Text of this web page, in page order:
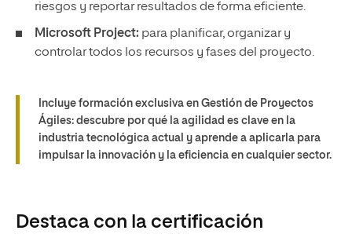
riesgos y reportar resultados de forma eficiente.
Microsoft Project: para planificar, organizar y
controlar todos los recursos y fases del proyecto.
Incluye formación exclusiva en Gestión de Proyectos
Ágiles: descubre por qué la agilidad es clave en la
industria tecnológica actual y aprende a aplicarla para
impulsar la innovación y la eficiencia en cualquier sector.
Destaca con la certificación